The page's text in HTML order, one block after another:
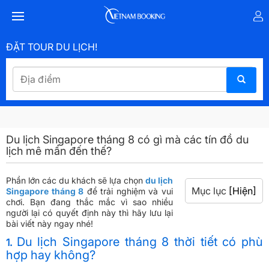
ĐẶT TOUR DU LỊCH!
Du lịch Singapore tháng 8 có gì mà các tín đồ du
lịch mê mẩn đến thế?
Mục lục [Hiện]
Phần lớn các du khách sẽ lựa chọn du lịch
Singapore tháng 8 để trải nghiệm và vui
chơi. Bạn đang thắc mắc vì sao nhiều
người lại có quyết định này thì hãy lưu lại
bài viết này ngay nhé!
1. Du lịch Singapore tháng 8 thời tiết có phù
hợp hay không?